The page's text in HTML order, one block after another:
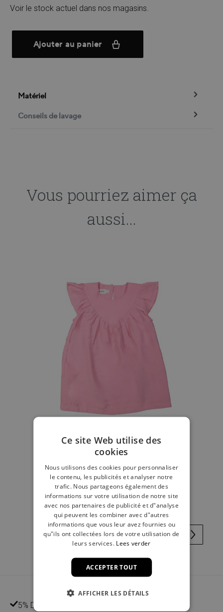
Voir le stock actuel dans nos magasins.
Ajouter au panier
Matériel
Conseils de lavage
Vous pourriez aimer ça
aussi...
Robe rose
€ 20,00
5% DE REMISE POUR LES CLIENTS
Ce site Web utilise des
cookies
Nous utilisons des cookies pour personnaliser
le contenu, les publicités et analyser notre
trafic. Nous partageons également des
informations sur votre utilisation de notre site
avec nos partenaires de publicité et d"analyse
qui peuvent les combiner avec d"autres
informations que vous leur avez fournies ou
qu"ils ont collectées lors de votre utilisation de
leurs services. Lees verder
ACCEPTER TOUT
AFFICHER LES DÉTAILS